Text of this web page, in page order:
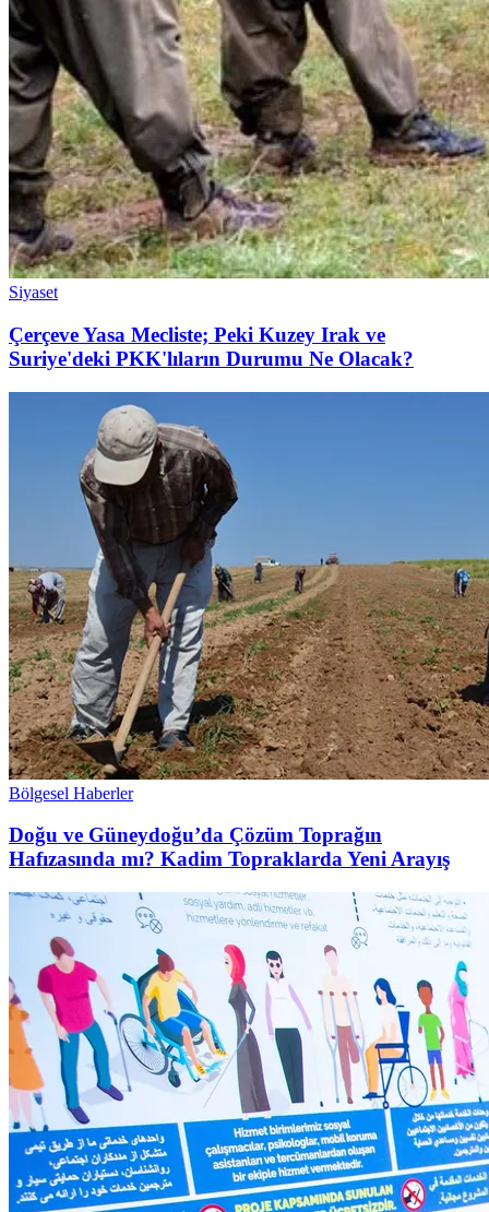
Siyaset
Çerçeve Yasa Mecliste; Peki Kuzey Irak ve
Suriye'deki PKK'lıların Durumu Ne Olacak?
Bölgesel Haberler
Doğu ve Güneydoğu’da Çözüm Toprağın
Hafızasında mı? Kadim Topraklarda Yeni Arayış